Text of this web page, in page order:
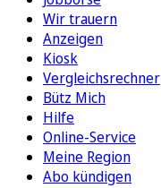
Wir trauern
Anzeigen
Kiosk
Vergleichsrechner
Bütz Mich
Hilfe
Online-Service
Meine Region
Abo kündigen